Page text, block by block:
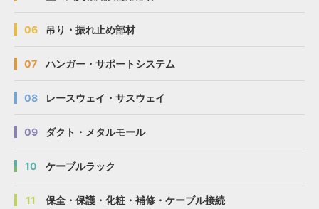
06 吊り・振れ止め部材
07 ハンガー・サポートシステム
08 レースウェイ・サスウェイ
09 ダクト・メタルモール
10 ケーブルラック
11 保全・保護・化粧・補修・ケーブル接続